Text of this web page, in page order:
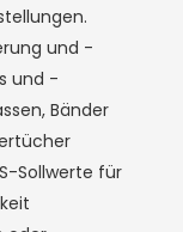
und -
und -
Bänder
Sollwerte für